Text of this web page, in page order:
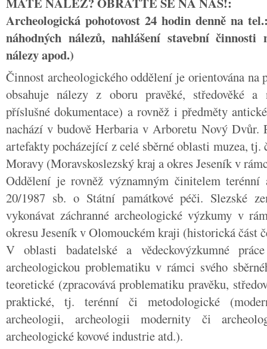
Archeologická pohotovost 24 hodin denně na
náhodných nálezů, nahlášení stavební
nálezy apod.)
Činnost archeologického oddělení je orientována
obsahuje nálezy z oboru pravěké, středověké a
příslušné dokumentace) a rovněž i předměty
nachází v budově Herbaria v Arboretu Nový Dvůr.
artefakty pocházející z celé sběrné oblasti muzea, tj.
Moravy (Moravskoslezský kraj a okres Jeseník v
Oddělení je rovněž významným činitelem terénní
20/1987 sb. o Státní památkové péči. Slezské
vykonávat záchranné archeologické výzkumy v
okresu Jeseník v Olomouckém kraji (historická část
V oblasti badatelské a vědeckovýzkumné
archeologickou problematiku v rámci svého
teoretické (zpracovává problematiku pravěku,
praktické, tj. terénní či metodologické
archeologii, archeologii modernity či
archeologické kovové industrie atd.).